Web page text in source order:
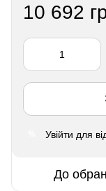
10 692
Увійти для
До